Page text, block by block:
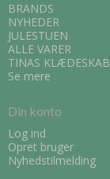
BRANDS
NYHEDER
JULESTUEN
ALLE VARER
TINAS KLÆDESKAB
Se mere
Din konto
Log ind
Opret bruger
Nyhedstilmelding